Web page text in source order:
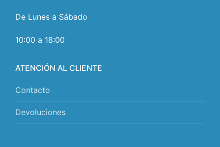
De Lunes a Sábado
10:00 a 18:00
ATENCIÓN AL CLIENTE
Contacto
Devoluciones